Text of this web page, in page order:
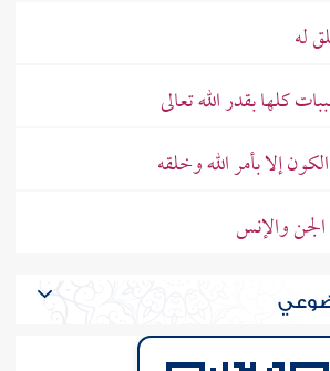
له
كلها بقدر الله تعالى
إلا بأمر الله وخلقه
والإنس